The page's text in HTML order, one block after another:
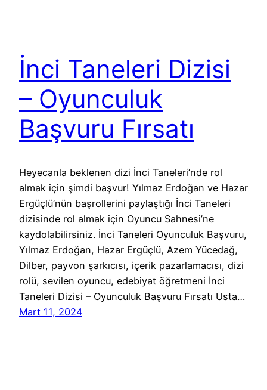
İnci Taneleri Dizisi
– Oyunculuk
Başvuru Fırsatı
Heyecanla beklenen dizi İnci Taneleri’nde rol
almak için şimdi başvur! Yılmaz Erdoğan ve Hazar
Ergüçlü’nün başrollerini paylaştığı İnci Taneleri
dizisinde rol almak için Oyuncu Sahnesi’ne
kaydolabilirsiniz. İnci Taneleri Oyunculuk Başvuru,
Yılmaz Erdoğan, Hazar Ergüçlü, Azem Yücedağ,
Dilber, payvon şarkıcısı, içerik pazarlamacısı, dizi
rolü, sevilen oyuncu, edebiyat öğretmeni İnci
Taneleri Dizisi – Oyunculuk Başvuru Fırsatı Usta…
Mart 11, 2024